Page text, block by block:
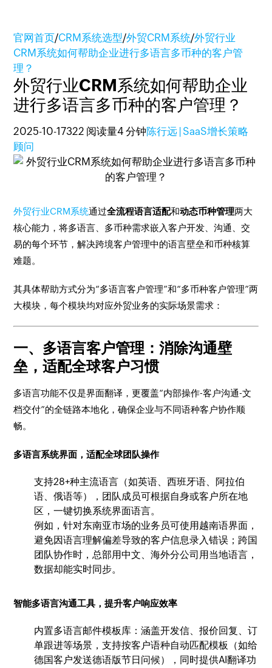
官网首页/CRM系统选型/外贸CRM系统/外贸行业
CRM系统如何帮助企业进行多语言多币种的客户管
理？
外贸行业CRM系统如何帮助企业
进行多语言多币种的客户管理？
2025-10-17322 阅读量4 分钟陈行远 | SaaS增长策略
顾问
外贸行业CRM系统通过全流程语言适配和动态币种管理两大
核心能力，将多语言、多币种需求嵌入客户开发、沟通、交
易的每个环节，解决跨境客户管理中的语言壁垒和币种核算
难题。
其具体帮助方式分为“多语言客户管理”和“多币种客户管理”两
大模块，每个模块均对应外贸业务的实际场景需求：
一、多语言客户管理：消除沟通壁
垒，适配全球客户习惯
多语言功能不仅是界面翻译，更覆盖“内部操作-客户沟通-文
档交付”的全链路本地化，确保企业与不同语种客户协作顺
畅。
多语言系统界面，适配全球团队操作
支持28+种主流语言（如英语、西班牙语、阿拉伯
语、俄语等），团队成员可根据自身或客户所在地
区，一键切换系统界面语言。
例如，针对东南亚市场的业务员可使用越南语界面，
避免因语言理解偏差导致的客户信息录入错误；跨国
团队协作时，总部用中文、海外分公司用当地语言，
数据却能实时同步。
智能多语言沟通工具，提升客户响应效率
内置多语言邮件模板库：涵盖开发信、报价回复、订
单跟进等场景，支持按客户语种自动匹配模板（如给
德国客户发送德语版节日问候），同时提供AI翻译功